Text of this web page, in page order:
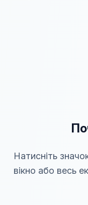
Натисніть
вікно або весь